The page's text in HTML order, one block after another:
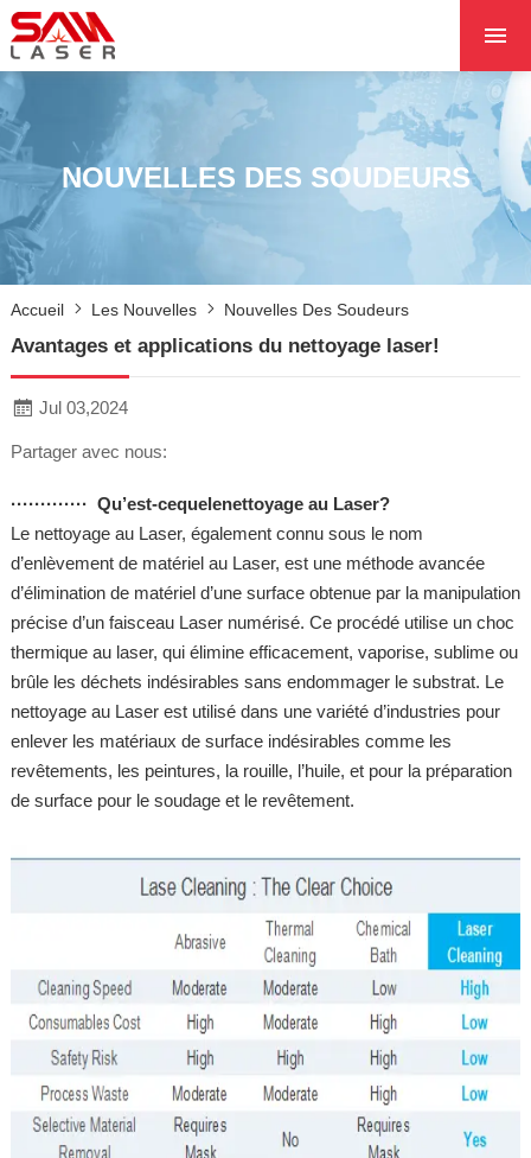
À PROPOS DE
PRODUITS
LES PROJETS
LES NOUVELLES
NOUVELLES DES SOUDEURS
Accueil Les Nouvelles Nouvelles Des Soudeurs
Avantages et applications du nettoyage laser!
Jul 03,2024
Partager avec nous:
············· Qu’est-cequelenettoyage au Laser?
Le nettoyage au Laser, également connu sous le nom
d’enlèvement de matériel au Laser, est une méthode avancée
d’élimination de matériel d’une surface obtenue par la manipulation
précise d’un faisceau Laser numérisé. Ce procédé utilise un choc
thermique au laser, qui élimine efficacement, vaporise, sublime ou
brûle les déchets indésirables sans endommager le substrat. Le
nettoyage au Laser est utilisé dans une variété d’industries pour
enlever les matériaux de surface indésirables comme les
revêtements, les peintures, la rouille, l’huile, et pour la préparation
de surface pour le soudage et le revêtement.